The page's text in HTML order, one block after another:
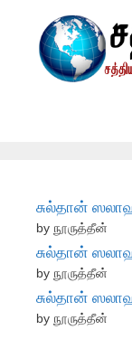
சுல்தான்
by நூருத்தீன்
சுல்தான்
by நூருத்தீன்
சுல்தான்
by நூருத்தீன்